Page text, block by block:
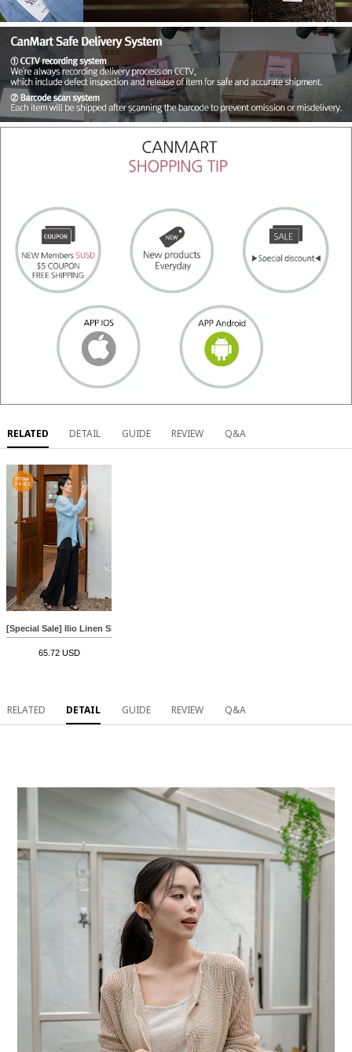
RELATED DETAIL GUIDE REVIEW Q&A
[Special Sale] Ilio Linen Shirt Sleeveless shirts Set
65.72 USD
RELATED DETAIL GUIDE REVIEW Q&A